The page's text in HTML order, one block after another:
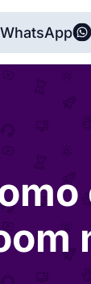
WhatsApp